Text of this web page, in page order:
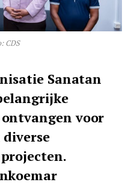
CDS
Sanatan
voor